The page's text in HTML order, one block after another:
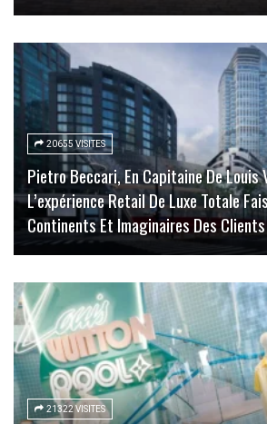
20655 VISITES
Pietro Beccari, En Capitaine De
L’expérience Retail De Luxe Totale
Continents Et Imaginaires Des Clients
21322 VISITES